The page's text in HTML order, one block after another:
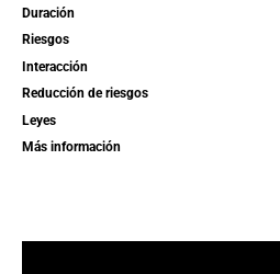
Duración
Riesgos
Interacción
Reducción de riesgos
Leyes
Más información